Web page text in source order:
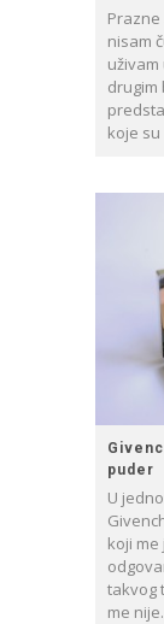
nisam
drugim
koje su
puder
U
koji
takvog
me